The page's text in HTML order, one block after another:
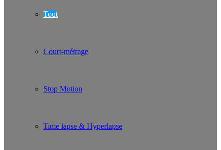
Tout
Court-métrage
Stop Motion
Time lapse & Hyperlapse